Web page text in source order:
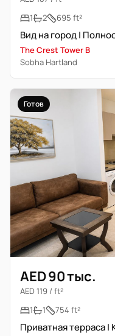
1
2 695 ft²
Вид на город |
The Crest Tower B
Sobha Hartland
Готов
AED 90 тыс.
AED 119 / ft²
1
1 754 ft²
Приватная терраса |